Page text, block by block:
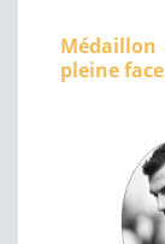
pleine